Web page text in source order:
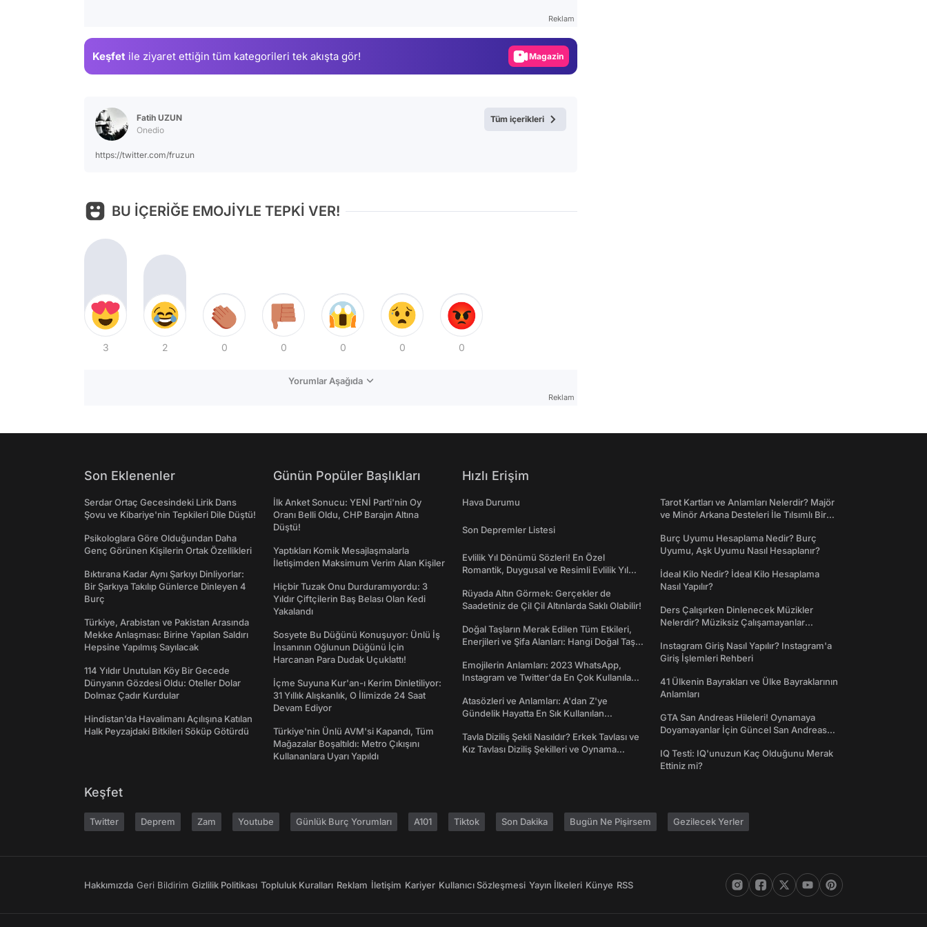
Reklam
Keşfet ile ziyaret ettiğin tüm kategorileri tek akışta gör! Magazin
Fatih UZUN
Onedio
https://twitter.com/fruzun
Tüm içerikleri
BU İÇERİĞE EMOJİYLE TEPKİ VER!
3 2 0 0 0 0 0
Yorumlar Aşağıda
Reklam
Son Eklenenler
Serdar Ortaç Gecesindeki Lirik Dans
Şovu ve Kibariye'nin Tepkileri Dile Düştü!
Psikologlara Göre Olduğundan Daha
Genç Görünen Kişilerin Ortak Özellikleri
Bıktırana Kadar Aynı Şarkıyı Dinliyorlar:
Bir Şarkıya Takılıp Günlerce Dinleyen 4
Burç
Türkiye, Arabistan ve Pakistan Arasında
Mekke Anlaşması: Birine Yapılan Saldırı
Hepsine Yapılmış Sayılacak
114 Yıldır Unutulan Köy Bir Gecede
Dünyanın Gözdesi Oldu: Oteller Dolar
Dolmaz Çadır Kurdular
Hindistan’da Havalimanı Açılışına Katılan
Halk Peyzajdaki Bitkileri Söküp Götürdü
Günün Popüler Başlıkları
İlk Anket Sonucu: YENİ Parti'nin Oy
Oranı Belli Oldu, CHP Barajın Altına
Düştü!
Yaptıkları Komik Mesajlaşmalarla
İletişimden Maksimum Verim Alan Kişiler
Hiçbir Tuzak Onu Durduramıyordu: 3
Yıldır Çiftçilerin Baş Belası Olan Kedi
Yakalandı
Sosyete Bu Düğünü Konuşuyor: Ünlü İş
İnsanının Oğlunun Düğünü İçin
Harcanan Para Dudak Uçuklattı!
İçme Suyuna Kur'an-ı Kerim Dinletiliyor:
31 Yıllık Alışkanlık, O İlimizde 24 Saat
Devam Ediyor
Türkiye'nin Ünlü AVM'si Kapandı, Tüm
Mağazalar Boşaltıldı: Metro Çıkışını
Kullananlara Uyarı Yapıldı
Hızlı Erişim
Hava Durumu
Son Depremler Listesi
Evlilik Yıl Dönümü Sözleri! En Özel
Romantik, Duygusal ve Resimli Evlilik Yıl
Rüyada Altın Görmek: Gerçekler de
Saadetiniz de Çil Çil Altınlarda Saklı Olabilir!
Doğal Taşların Merak Edilen Tüm Etkileri,
Enerjileri ve Şifa Alanları: Hangi Doğal Taş
Emojilerin Anlamları: 2023 WhatsApp,
Instagram ve Twitter'da En Çok Kullanılan
Atasözleri ve Anlamları: A'dan Z'ye
Gündelik Hayatta En Sık Kullanılan
Tavla Diziliş Şekli Nasıldır? Erkek Tavlası ve
Kız Tavlası Diziliş Şekilleri ve Oynama
Tarot Kartları ve Anlamları Nelerdir? Majör
ve Minör Arkana Desteleri İle Tılsımlı Bir
Burç Uyumu Hesaplama Nedir? Burç
Uyumu, Aşk Uyumu Nasıl Hesaplanır?
İdeal Kilo Nedir? İdeal Kilo Hesaplama
Nasıl Yapılır?
Ders Çalışırken Dinlenecek Müzikler
Nelerdir? Müziksiz Çalışamayanlar
Instagram Giriş Nasıl Yapılır? Instagram'a
Giriş İşlemleri Rehberi
41 Ülkenin Bayrakları ve Ülke Bayraklarının
Anlamları
GTA San Andreas Hileleri! Oynamaya
Doyamayanlar İçin Güncel San Andreas
IQ Testi: IQ'unuzun Kaç Olduğunu Merak
Ettiniz mi?
Keşfet
Twitter Deprem Zam Youtube Günlük Burç Yorumları A101 Tiktok Son Dakika Bugün Ne Pişirsem Gezilecek Yerler
Hakkımızda Geri Bildirim Gizlilik Politikası Topluluk Kuralları Reklam İletişim Kariyer Kullanıcı Sözleşmesi Yayın İlkeleri Künye RSS